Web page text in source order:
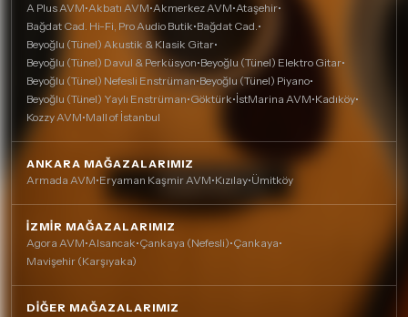
A Plus AVM•Akbatı AVM•Akmerkez AVM•Ataşehir•
Bağdat Cad. Hi-Fi, Pro Audio Butik•Bağdat Cad.•
Beyoğlu (Tünel) Akustik & Klasik Gitar•
Beyoğlu (Tünel) Davul & Perküsyon•Beyoğlu (Tünel) Elektro Gitar•
Beyoğlu (Tünel) Nefesli Enstrüman•Beyoğlu (Tünel) Piyano•
Beyoğlu (Tünel) Yaylı Enstrüman•Göktürk•İstMarina AVM•Kadıköy•
Kozzy AVM•Mall of İstanbul
ANKARA MAĞAZALARIMIZ
Armada AVM•Eryaman Kaşmir AVM•Kızılay•Ümitköy
İZMIR MAĞAZALARIMIZ
Agora AVM•Alsancak•Çankaya (Nefesli)•Çankaya•
Mavişehir (Karşıyaka)
DIĞER MAĞAZALARIMIZ